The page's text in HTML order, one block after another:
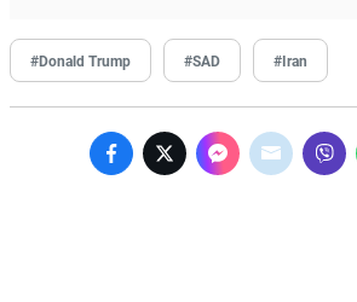
#Donald Trump #SAD #Iran